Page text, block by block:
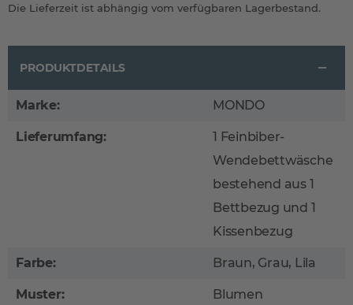
Die Lieferzeit ist abhängig vom verfügbaren Lagerbestand.
PRODUKTDETAILS
Marke: MONDO
Lieferumfang:
1 Feinbiber-
Wendebettwäsche
bestehend aus 1
Bettbezug und 1
Kissenbezug
Farbe: Braun, Grau, Lila
Muster: Blumen